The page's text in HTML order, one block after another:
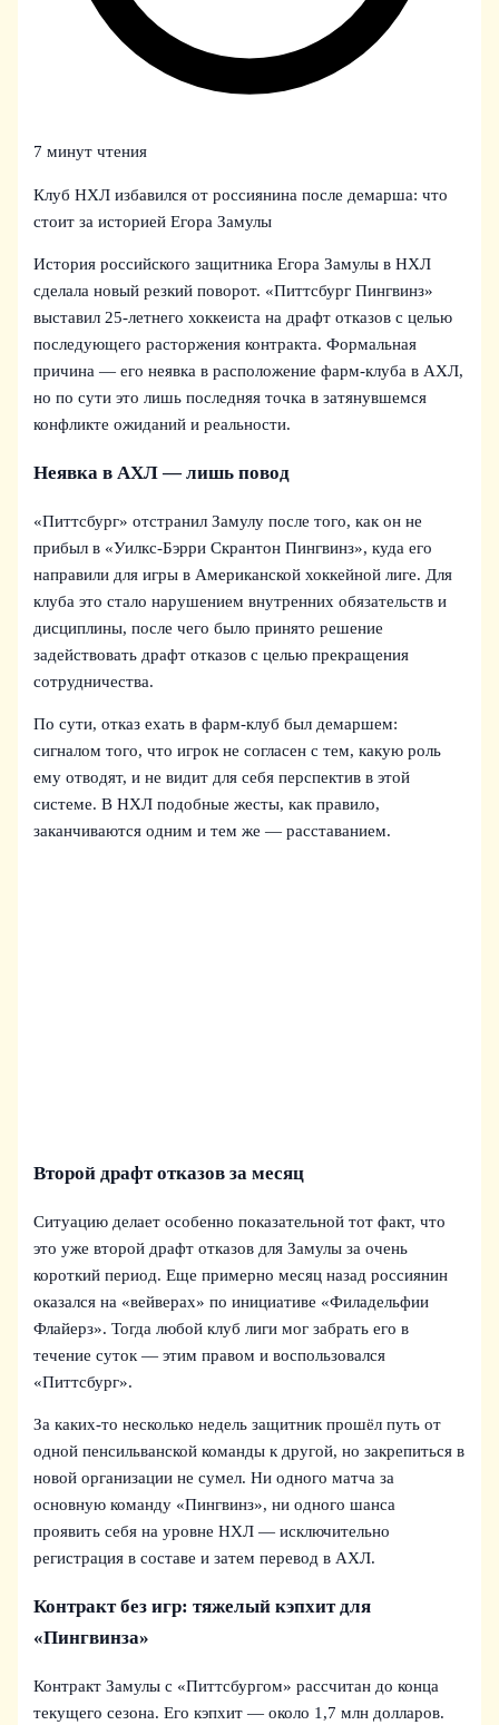
7 минут чтения
Клуб НХЛ избавился от россиянина после демарша: что
стоит за историей Егора Замулы
История российского защитника Егора Замулы в НХЛ
сделала новый резкий поворот. «Питтсбург Пингвинз»
выставил 25-летнего хоккеиста на драфт отказов с целью
последующего расторжения контракта. Формальная
причина — его неявка в расположение фарм-клуба в АХЛ,
но по сути это лишь последняя точка в затянувшемся
конфликте ожиданий и реальности.
Неявка в АХЛ — лишь повод
«Питтсбург» отстранил Замулу после того, как он не
прибыл в «Уилкс-Бэрри Скрантон Пингвинз», куда его
направили для игры в Американской хоккейной лиге. Для
клуба это стало нарушением внутренних обязательств и
дисциплины, после чего было принято решение
задействовать драфт отказов с целью прекращения
сотрудничества.
По сути, отказ ехать в фарм-клуб был демаршем:
сигналом того, что игрок не согласен с тем, какую роль
ему отводят, и не видит для себя перспектив в этой
системе. В НХЛ подобные жесты, как правило,
заканчиваются одним и тем же — расставанием.
Второй драфт отказов за месяц
Ситуацию делает особенно показательной тот факт, что
это уже второй драфт отказов для Замулы за очень
короткий период. Еще примерно месяц назад россиянин
оказался на «вейверах» по инициативе «Филадельфии
Флайерз». Тогда любой клуб лиги мог забрать его в
течение суток — этим правом и воспользовался
«Питтсбург».
За каких-то несколько недель защитник прошёл путь от
одной пенсильванской команды к другой, но закрепиться в
новой организации не сумел. Ни одного матча за
основную команду «Пингвинз», ни одного шанса
проявить себя на уровне НХЛ — исключительно
регистрация в составе и затем перевод в АХЛ.
Контракт без игр: тяжелый кэпхит для
«Пингвинза»
Контракт Замулы с «Питтсбургом» рассчитан до конца
текущего сезона. Его кэпхит — около 1,7 млн долларов.